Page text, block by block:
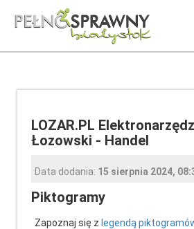
LOZAR.PL
Łozowski - Handel
Data dodania: 15 sierpnia 2024,
Piktogramy
Zapoznaj się z legendą